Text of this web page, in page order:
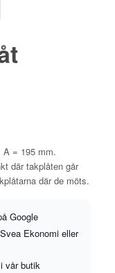
A = 195 mm.
där takplåten går
där de möts.
Google
Ekonomi eller
vår butik